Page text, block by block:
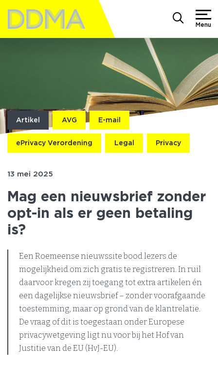
Menu
Artikel AVG E-mail
ePrivacy Verordening Legal Privacy
13 mei 2025
Mag een nieuwsbrief zonder
opt-in als er geen betaling
is?
Een Roemeense nieuwssite bood lezers de
mogelijkheid om zich gratis te registreren. In ruil
daarvoor kregen zij toegang tot extra artikelen én
een dagelijkse nieuwsbrief – zonder voorafgaande
toestemming, maar op grond van de klantrelatie.
De vraag of dit is toegestaan onder Europese
privacywetgeving ligt nu voor bij het Hof van
Justitie van de EU (HvJ-EU).